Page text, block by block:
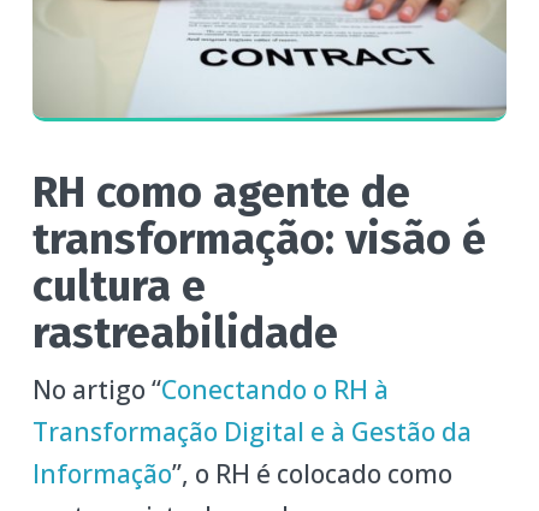
RH como agente de
transformação: visão é
cultura e
rastreabilidade
No artigo “Conectando o RH à
Transformação Digital e à Gestão da
Informação”, o RH é colocado como